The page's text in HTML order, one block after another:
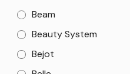
Beam
Beauty System
Bejot